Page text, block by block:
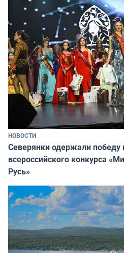
НОВОСТИ
Северянки одержали победу
всероссийского конкурса
Русь»